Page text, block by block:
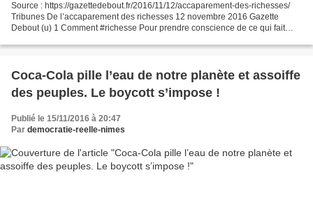
Source : https://gazettedebout.fr/2016/11/12/accaparement-des-richesses/
Tribunes De l’accaparement des richesses 12 novembre 2016 Gazette
Debout (u) 1 Comment #richesse Pour prendre conscience de ce qui fait
Coca-Cola pille l’eau de notre planète et assoiffe
des peuples. Le boycott s’impose !
Publié le 15/11/2016 à 20:47
Par democratie-reelle-nimes